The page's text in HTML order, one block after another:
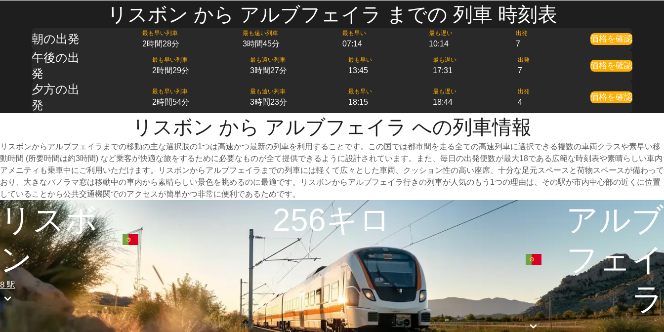
リスボン から アルブフェイラ までの 列車 時刻表
朝の出発 最も早い列車
2時間28分
最も遠い列車
3時間45分
最も早い
07:14
最も遅い
10:14
出発
7
価格を確認
午後の出
発
最も早い列車
2時間29分
最も遠い列車
3時間27分
最も早い
13:45
最も遅い
17:31
出発
7
価格を確認
夕方の出
発
最も早い列車
2時間54分
最も遠い列車
3時間23分
最も早い
18:15
最も遅い
18:44
出発
4
価格を確認
リスボン から アルブフェイラ への列車情報
リスボンからアルブフェイラまでの移動の主な選択肢の1つは高速かつ最新の列車を利用することです。この国では都市間を走る全ての高速列車に選択できる複数の車両クラスや素早い移
動時間 (所要時間は約3時間) など乗客が快適な旅をするために必要なものが全て提供できるように設計されています。また、毎日の出発便数が最大18である広範な時刻表や素晴らしい車内
アメニティも乗車中にご利用いただけます。リスボンからアルブフェイラまでの列車には軽くて広々とした車両、クッション性の高い座席、十分な足元スペースと荷物スペースが備わって
おり、大きなパノラマ窓は移動中の車内から素晴らしい景色を眺めるのに最適です。リスボンからアルブフェイラ行きの列車が人気のもう1つの理由は、その駅が市内中心部の近くに位置
していることから公共交通機関でのアクセスが簡単かつ非常に便利であるためです。
リスボ
ン
8 駅
256キロ
アルブ
フェイ
ラ